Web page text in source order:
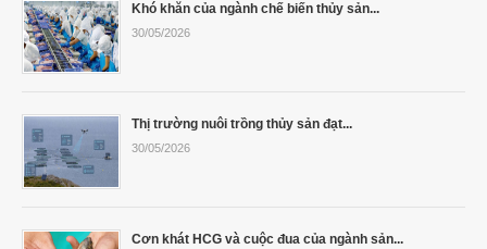
Khó khăn của ngành chế biến thủy sản...
30/05/2026
Thị trường nuôi trồng thủy sản đạt...
30/05/2026
Cơn khát HCG và cuộc đua của ngành sản...